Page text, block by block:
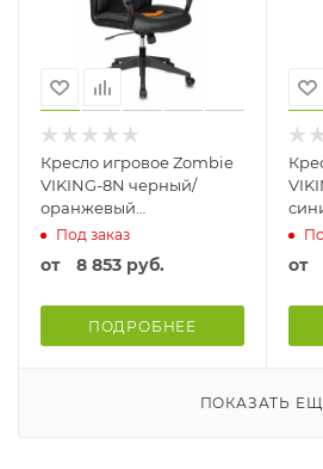
Кресло игровое Zombie
VIKING-8N черный/
оранжевый
искусственная кожа
крестовина пластик
Черный / оранжевый
Под заказ
от 8 853 руб.
ПОДРОБНЕЕ
от
ПОКАЗАТЬ